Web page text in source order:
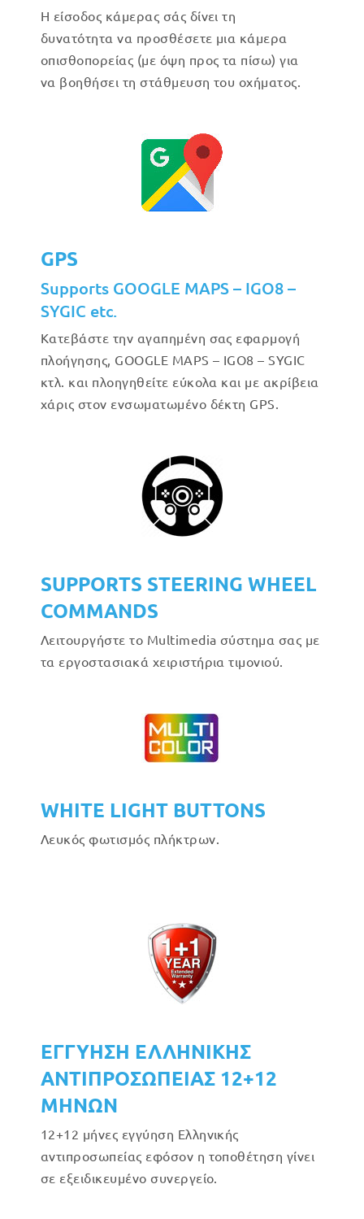
Η είσοδος κάμερας σάς δίνει τη
δυνατότητα να προσθέσετε μια κάμερα
οπισθοπορείας (με όψη προς τα πίσω) για
να βοηθήσει τη στάθμευση του οχήματος.
GPS
Supports GOOGLE MAPS – IGO8 –
SYGIC etc.
Κατεβάστε την αγαπημένη σας εφαρμογή
πλοήγησης, GOOGLE MAPS – IGO8 – SYGIC
κτλ. και πλοηγηθείτε εύκολα και με ακρίβεια
χάρις στον ενσωματωμένο δέκτη GPS.
SUPPORTS STEERING WHEEL
COMMANDS
Λειτουργήστε το Multimedia σύστημα σας με
τα εργοστασιακά χειριστήρια τιμονιού.
WHITE LIGHT BUTTONS
Λευκός φωτισμός πλήκτρων.
ΕΓΓΥΗΣΗ ΕΛΛΗΝΙΚΗΣ
ΑΝΤΙΠΡΟΣΩΠΕΙΑΣ 12+12
ΜΗΝΩΝ
12+12 μήνες εγγύηση Ελληνικής
αντιπροσωπείας εφόσον η τοποθέτηση γίνει
σε εξειδικευμένο συνεργείο.